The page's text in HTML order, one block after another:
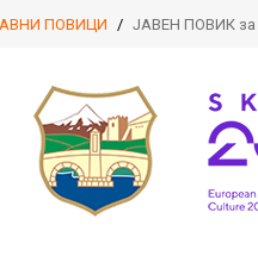
ПОВИЦИ / ЈАВЕН ПОВИК за